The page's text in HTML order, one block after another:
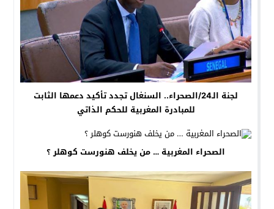
لجنة الـ24/الصحراء.. السنغال تجدد تأكيد دعمها الثابت
للمبادرة المغربية للحكم الذاتي
الصحراء المغربية … من يخلف هنورست كوهلر ؟